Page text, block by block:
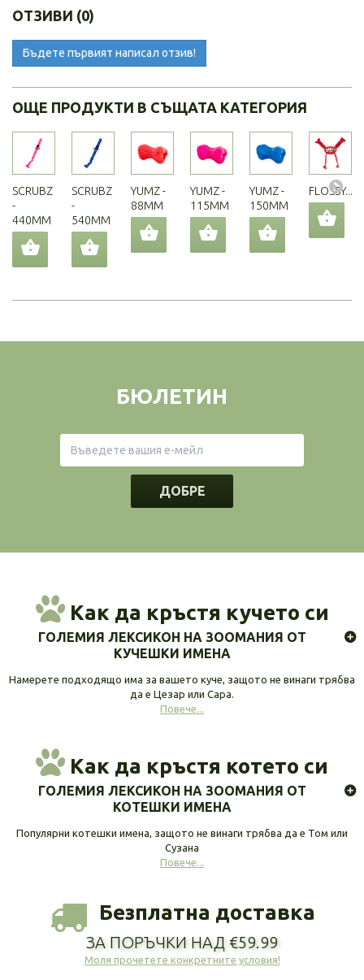
ОТЗИВИ (0)
Бъдете първият написал отзив!
ОЩЕ ПРОДУКТИ В СЪЩАТА КАТЕГОРИЯ
SCRUBZ
-
440MM
SCRUBZ
-
540MM
YUMZ -
88MM
YUMZ -
115MM
YUMZ -
150MM
FLOSSY...
БЮЛЕТИН
ДОБРЕ
Как да кръстя кучето си
ГОЛЕМИЯ ЛЕКСИКОН НА ЗООМАНИЯ ОТ
КУЧЕШКИ ИМЕНА
Намерете подходящо има за вашето куче, защото не винаги трябва
да е Цезар или Сара.
Повече...
Как да кръстя котето си
ГОЛЕМИЯ ЛЕКСИКОН НА ЗООМАНИЯ ОТ
КОТЕШКИ ИМЕНА
Популярни котешки имена, защото не винаги трябва да е Том или
Сузана
Повече...
Безплатна доставка
ЗА ПОРЪЧКИ НАД €59.99
Моля прочетете конкретните условия!